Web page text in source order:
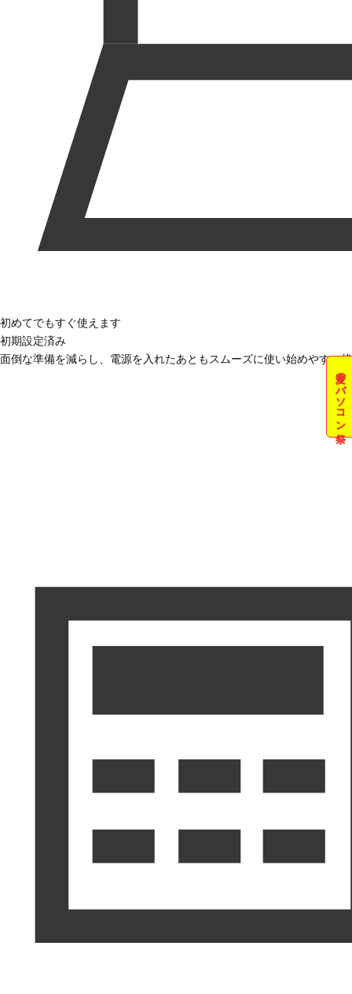
夏のパソコン祭
初めてでもすぐ使えます
初期設定済み
面倒な準備を減らし、電源を入れたあともスムーズに使い始めやすい